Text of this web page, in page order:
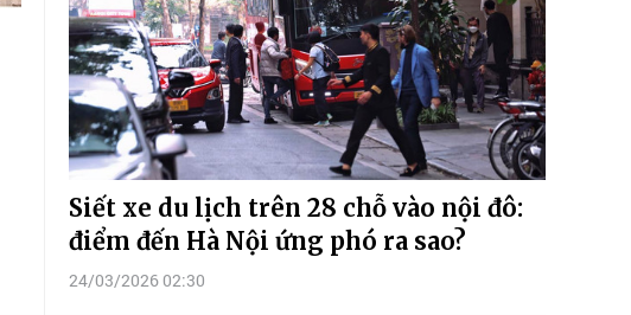
Siết xe du lịch trên 28 chỗ vào nội đô:
điểm đến Hà Nội ứng phó ra sao?
24/03/2026 02:30